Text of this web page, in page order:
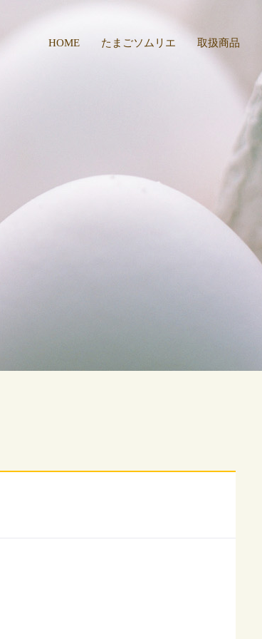
HOME たまごソムリエ 取扱商品